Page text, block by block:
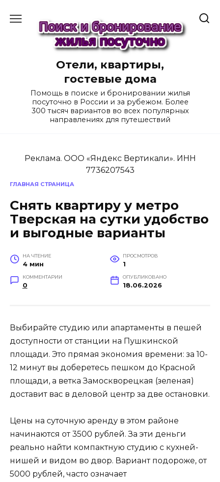
содержанию
Отели, квартиры,
гостевые дома
Помощь в поиске и бронировании жилья
посуточно в России и за рубежом. Более
300 тысяч вариантов во всех популярных
направлениях для путешествий
Реклама. ООО «Яндекс Вертикали». ИНН
7736207543
ГЛАВНАЯ СТРАНИЦА
Снять квартиру у метро
Тверская на сутки удобство
и выгодные варианты
НА ЧТЕНИЕ
4 мин
ПРОСМОТРОВ
1
КОММЕНТАРИИ
0
ОПУБЛИКОВАНО
18.06.2026
Выбирайте студию или апартаменты в пешей
доступности от станции на Пушкинской
площади. Это прямая экономия времени: за 10-
12 минут вы доберетесь пешком до Красной
площади, а ветка Замоскворецкая (зеленая)
доставит вас в деловой центр за две остановки.
Цены на суточную аренду в этом районе
начинаются от 3500 рублей. За эти деньги
реально найти компактную студию с кухней-
нишей и видом во двор. Вариант подороже, от
5000 рублей, часто означает